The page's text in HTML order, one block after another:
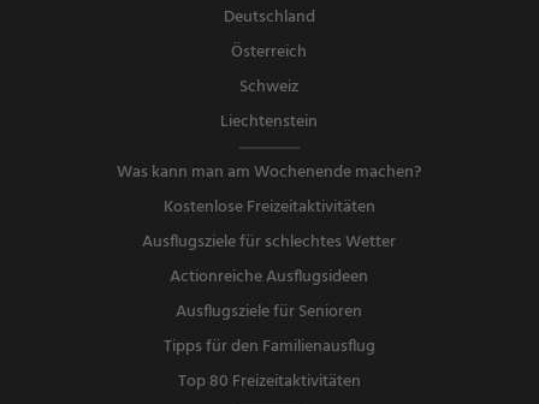
Deutschland
Österreich
Schweiz
Liechtenstein
Was kann man am Wochenende machen?
Kostenlose Freizeitaktivitäten
Ausflugsziele für schlechtes Wetter
Actionreiche Ausflugsideen
Ausflugsziele für Senioren
Tipps für den Familienausflug
Top 80 Freizeitaktivitäten